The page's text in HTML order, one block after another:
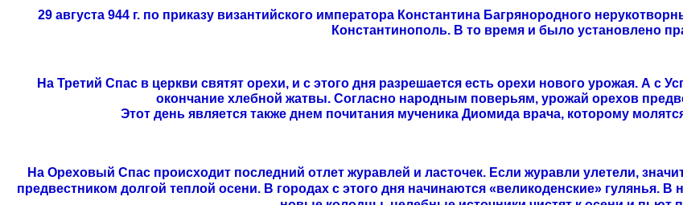
29 августа 944 г. по приказу византийского императора Константина Багрянородного
Константинополь. В то время и было установлено
На Третий Спас в церкви святят орехи, и с этого дня разрешается есть орехи нового урожая. А
окончание хлебной жатвы. Согласно народным поверьям, урожай орехов
Этот день является также днем почитания мученика Диомида врача, которому
На Ореховый Спас происходит последний отлет журавлей и ласточек. Если журавли улетели,
предвестником долгой теплой осени. В городах с этого дня начинаются «великоденские» гулянья. В